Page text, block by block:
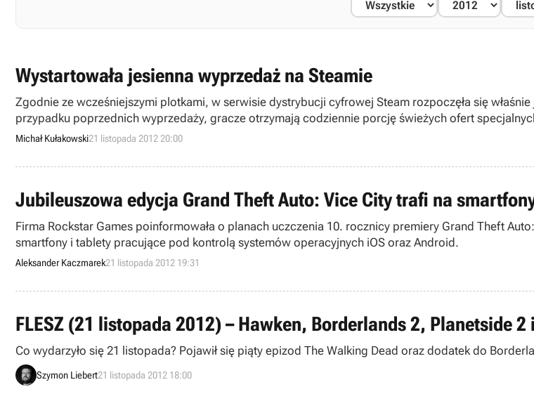
Wystartowała jesienna wyprzedaż na Steamie
Zgodnie ze wcześniejszymi plotkami, w serwisie dystrybucji cyfrowej Steam rozpoczęła się
przypadku poprzednich wyprzedaży, gracze otrzymają codziennie porcję świeżych ofert
Michał Kułakowski21 listopada 2012 20:00
Jubileuszowa edycja Grand Theft Auto: Vice City trafi na
Firma Rockstar Games poinformowała o planach uczczenia 10. rocznicy premiery Grand Theft
smartfony i tablety pracujące pod kontrolą systemów operacyjnych iOS oraz Android.
Aleksander Kaczmarek21 listopada 2012 19:31
FLESZ (21 listopada 2012) – Hawken, Borderlands 2, Planetside 2
Co wydarzyło się 21 listopada? Pojawił się piąty epizod The Walking Dead oraz dodatek do
Szymon Liebert21 listopada 2012 18:00